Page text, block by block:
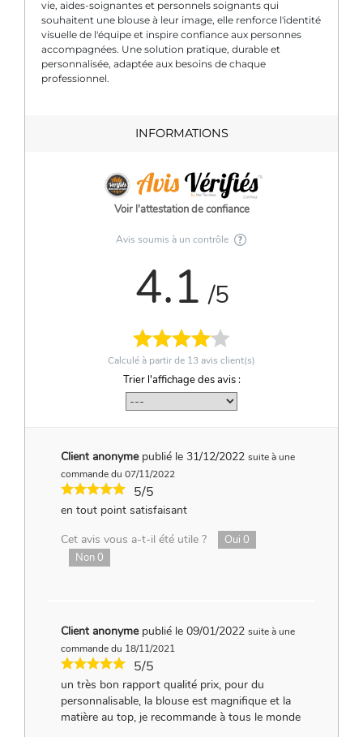
vie, aides-soignantes et personnels soignants qui
souhaitent une blouse à leur image, elle renforce l'identité
visuelle de l'équipe et inspire confiance aux personnes
accompagnées. Une solution pratique, durable et
personnalisée, adaptée aux besoins de chaque
professionnel.
INFORMATIONS
Voir l'attestation de confiance
Avis soumis à un contrôle
4.1 /5
Calculé à partir de 13 avis client(s)
Trier l'affichage des avis :
Client anonyme publié le 31/12/2022 suite à une
commande du 07/11/2022
5/5
en tout point satisfaisant
Cet avis vous a-t-il été utile ?
Oui 0
Non0
Client anonyme publié le 09/01/2022 suite à une
commande du 18/11/2021
5/5
un très bon rapport qualité prix, pour du
personnalisable, la blouse est magnifique et la
matière au top, je recommande à tous le monde